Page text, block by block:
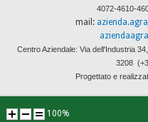
4072-4610-
mail:
Centro Aziendale: Via dell'Industria
3208
Progettato e
100%